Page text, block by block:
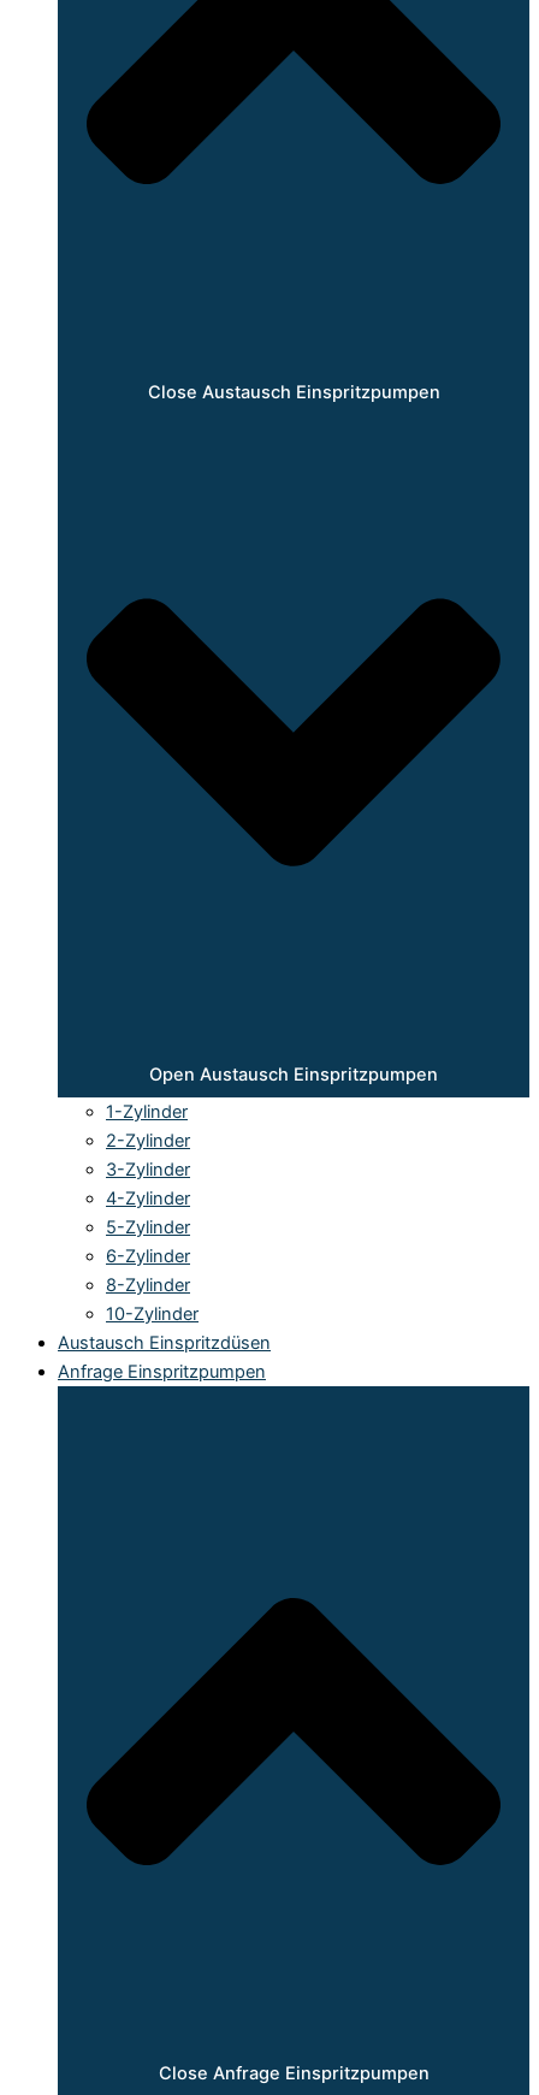
Close Austausch Einspritzpumpen
Open Austausch Einspritzpumpen
1-Zylinder
2-Zylinder
3-Zylinder
4-Zylinder
5-Zylinder
6-Zylinder
8-Zylinder
10-Zylinder
Austausch Einspritzdüsen
Anfrage Einspritzpumpen
Close Anfrage Einspritzpumpen